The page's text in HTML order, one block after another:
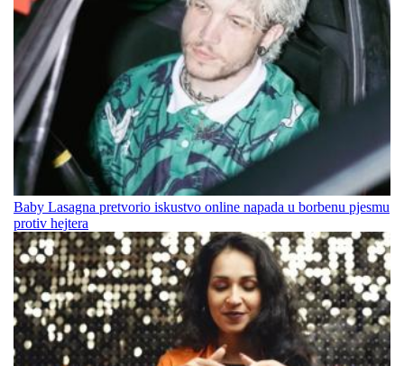
Baby Lasagna pretvorio iskustvo online napada u borbenu pjesmu
protiv hejtera